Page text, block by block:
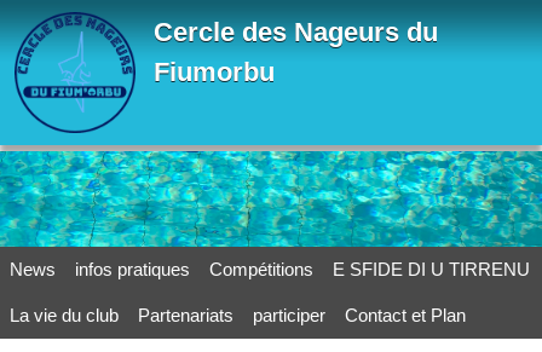
Cercle des Nageurs du
Fiumorbu
News infos pratiques Compétitions E SFIDE DI U TIRRENU
La vie du club Partenariats participer Contact et Plan
Panneau de gestion des cookies